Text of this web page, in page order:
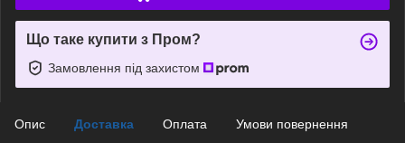
Що таке купити з Пром?
Замовлення під захистом
Опис Доставка Оплата Умови повернення